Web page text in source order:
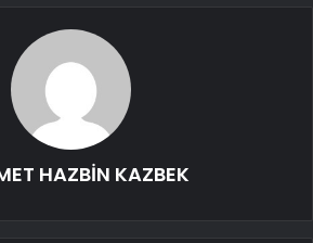
HAZBİN KAZBEK